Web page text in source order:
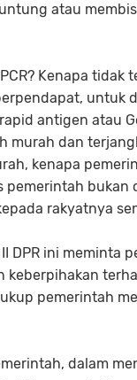
atau
Kenapa tidak
untuk
antigen atau
murah dan
kenapa
pemerintah bukan
rakyatnya
DPR ini meminta
keberpihakan
pemerintah
dalam